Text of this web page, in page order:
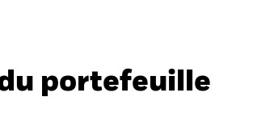
portefeuille